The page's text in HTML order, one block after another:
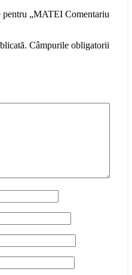
„MATEI Comentariu
Câmpurile obligatorii